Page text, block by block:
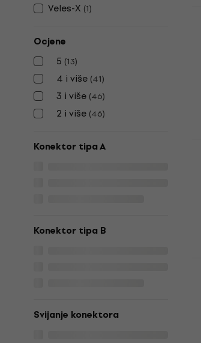
Veles-X (1)
Ocjene
5 (13)
4 i više (41)
3 i više (46)
2 i više (46)
Konektor tipa A
Konektor tipa B
Svijanje konektora